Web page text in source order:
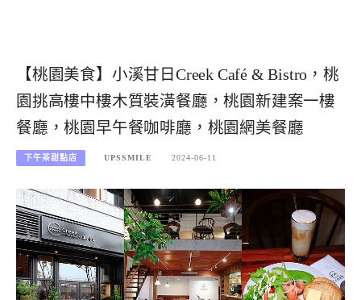
【桃園美食】小溪甘日Creek Café & Bistro，桃
園挑高樓中樓木質裝潢餐廳，桃園新建案一樓
餐廳，桃園早午餐咖啡廳，桃園網美餐廳
下午茶甜點店 UPSSMILE 2024-06-11